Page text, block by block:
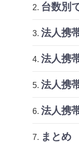
台数別
法人携
法人携
法人携
法人携
まとめ